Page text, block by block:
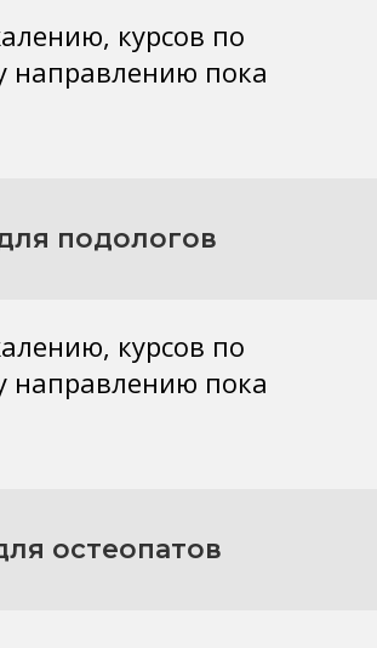
курсов по
направлению пока
подологов
курсов по
направлению пока
остеопатов